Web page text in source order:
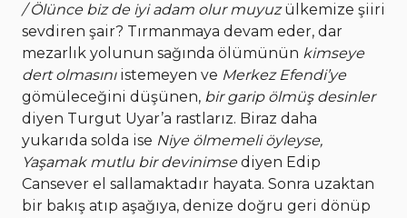
/Ölünce biz de iyi adam olur muyuzülkemize şiiri
sevdiren şair? Tırmanmaya devam eder, dar
mezarlık yolunun sağında ölümünün kimseye
dert olmasınıistemeyen ve Merkez Efendi’ye
gömüleceğini düşünen, bir garip ölmüş desinler
diyen Turgut Uyar’a rastlarız. Biraz daha
yukarıda solda ise Niye ölmemeli öyleyse,
Yaşamak mutlu bir devinimsediyen Edip
Cansever el sallamaktadır hayata. Sonra uzaktan
bir bakış atıp aşağıya, denize doğru geri dönüp